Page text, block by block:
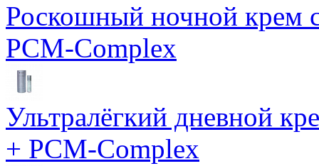
Роскошный ночной крем
PCM-Complex
Ультралёгкий дневной
+ PCM-Complex